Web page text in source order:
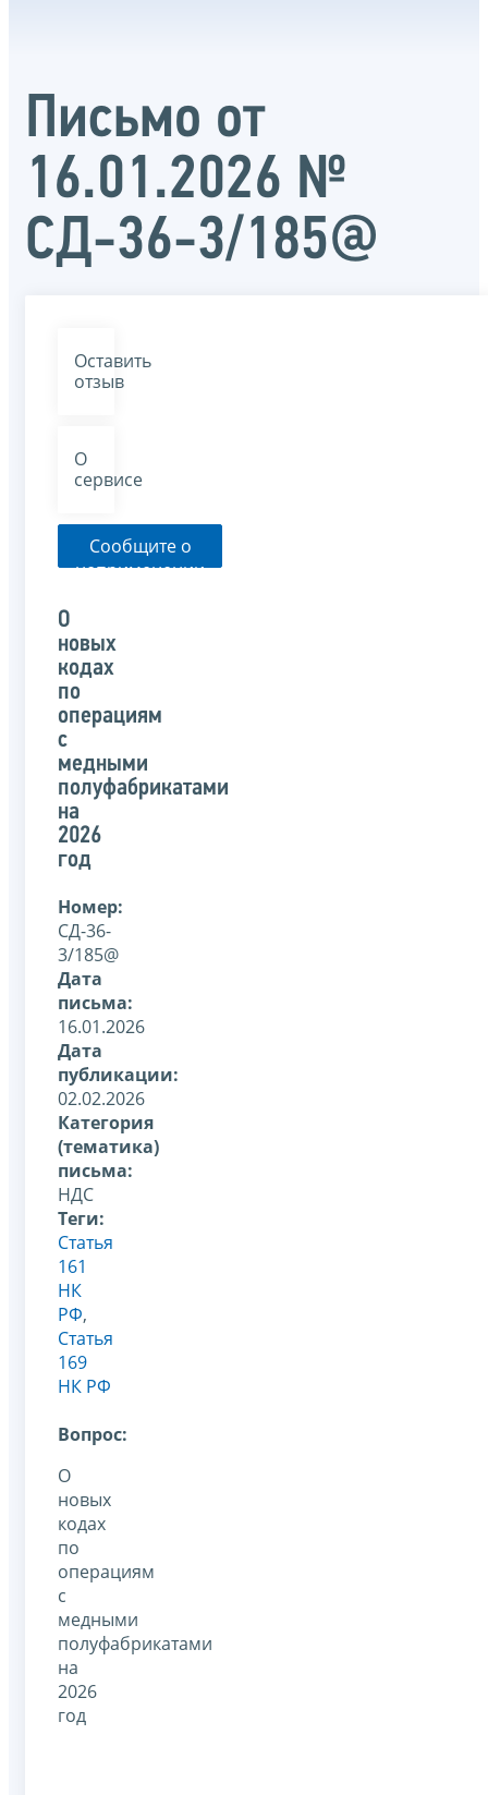
Письмо от
16.01.2026 №
СД-36-3/185@
Оставить
отзыв
О
сервисе
Сообщите о
неприменении
указанного
письма
О
новых
кодах
по
операциям
с
медными
полуфабрикатами
на
2026
год
Номер:
СД-36-
3/185@
Дата
письма:
16.01.2026
Дата
публикации:
02.02.2026
Категория
(тематика)
письма:
НДС
Теги:
Статья
161
НК
РФ,
Статья
169
НК РФ
Вопрос:
О
новых
кодах
по
операциям
с
медными
полуфабрикатами
на
2026
год